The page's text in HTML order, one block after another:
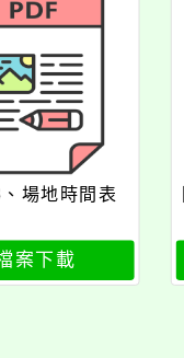
場地時間表
案下載